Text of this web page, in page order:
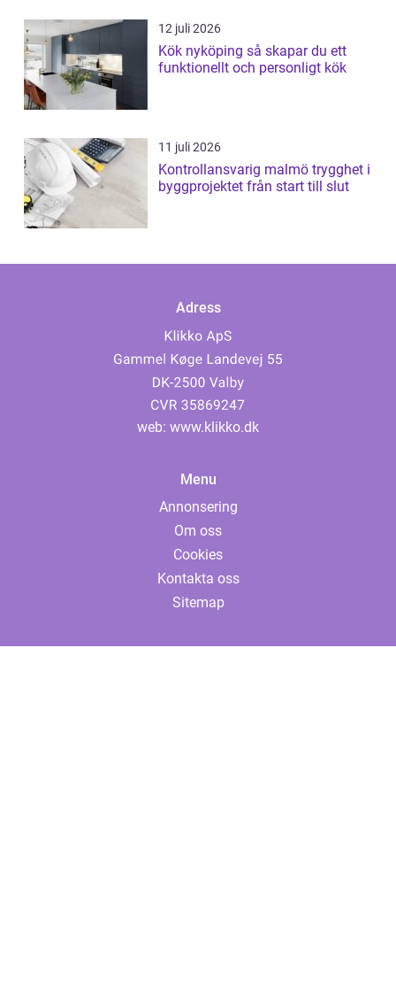
12 juli 2026
Kök nyköping så skapar du ett
funktionellt och personligt kök
11 juli 2026
Kontrollansvarig malmö trygghet i
byggprojektet från start till slut
Adress
web: www.klikko.dk
Menu
Annonsering
Om oss
Cookies
Kontakta oss
Sitemap